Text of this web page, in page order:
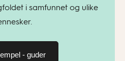
i samfunnet og ulike
- guder